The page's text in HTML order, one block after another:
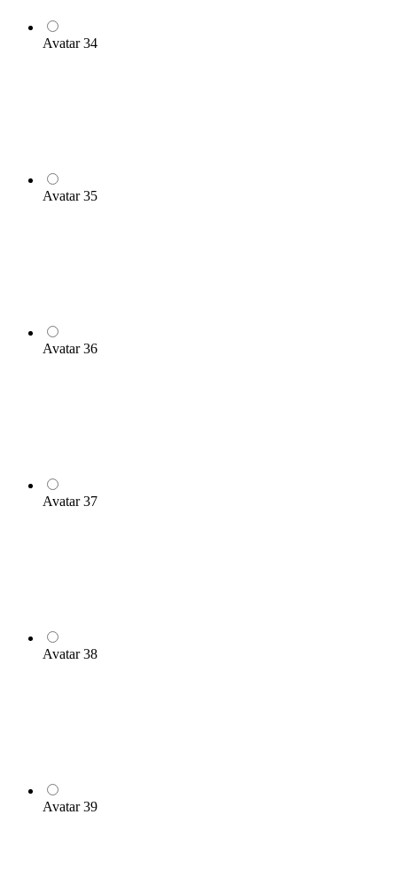
Avatar 34
Avatar 35
Avatar 36
Avatar 37
Avatar 38
Avatar 39